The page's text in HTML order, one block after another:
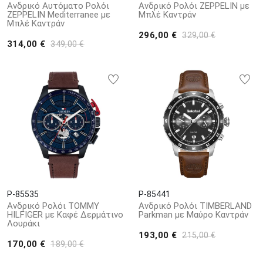
Ανδρικό Αυτόματο Ρολόι
ZEPPELIN Mediterranee με
Μπλέ Καντράν
314,00 € 349,00 €
Ανδρικό Ρολόι ZEPPELIN με
Μπλέ Καντράν
296,00 € 329,00 €
P-85535
Ανδρικό Ρολόι TOMMY
HILFIGER με Καφέ Δερμάτινο
Λουράκι
170,00 € 189,00 €
P-85441
Ανδρικό Ρολόι TIMBERLAND
Parkman με Μαύρο Καντράν
193,00 € 215,00 €